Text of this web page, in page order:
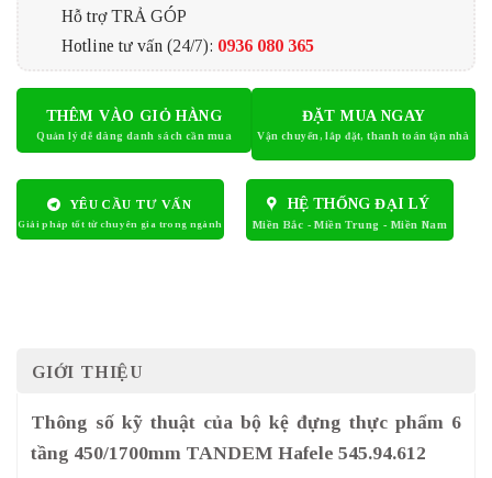
Hỗ trợ TRẢ GÓP
Hotline tư vấn (24/7): 0936 080 365
THÊM VÀO GIỎ HÀNG ĐẶT MUA NGAY
YÊU CẦU TƯ VẤN HỆ THỐNG ĐẠI LÝ
GIỚI THIỆU
Thông số kỹ thuật của bộ kệ đựng thực phẩm 6
tầng 450/1700mm TANDEM Hafele 545.94.612